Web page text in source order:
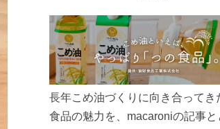
長年こめ油づくりに向き合ってき
食品の魅力を、macaroniの記事と